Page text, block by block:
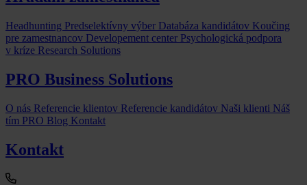
Headhunting Predselektívny výber Databáza kandidátov Koučing
pre zamestnancov Developement center Psychologická podpora
v kríze Research Solutions
PRO Business Solutions
O nás Referencie klientov Referencie kandidátov Naši klienti Náš
tím PRO Blog Kontakt
Kontakt